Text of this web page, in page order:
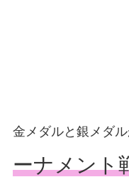
金メダルと銀メダル
ーナメント